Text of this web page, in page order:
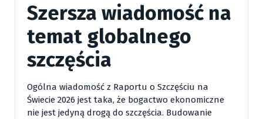
Szersza wiadomość na
temat globalnego
szczęścia
Ogólna wiadomość z Raportu o Szczęściu na
Świecie 2026 jest taka, że bogactwo ekonomiczne
nie jest jedyną drogą do szczęścia. Budowanie